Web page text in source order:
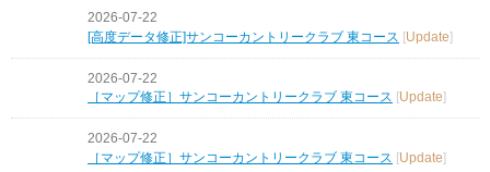
2026-07-22
[高度データ修正]サンコーカントリークラブ 東コース [Update]
2026-07-22
［マップ修正］サンコーカントリークラブ 東コース [Update]
2026-07-22
［マップ修正］サンコーカントリークラブ 東コース [Update]